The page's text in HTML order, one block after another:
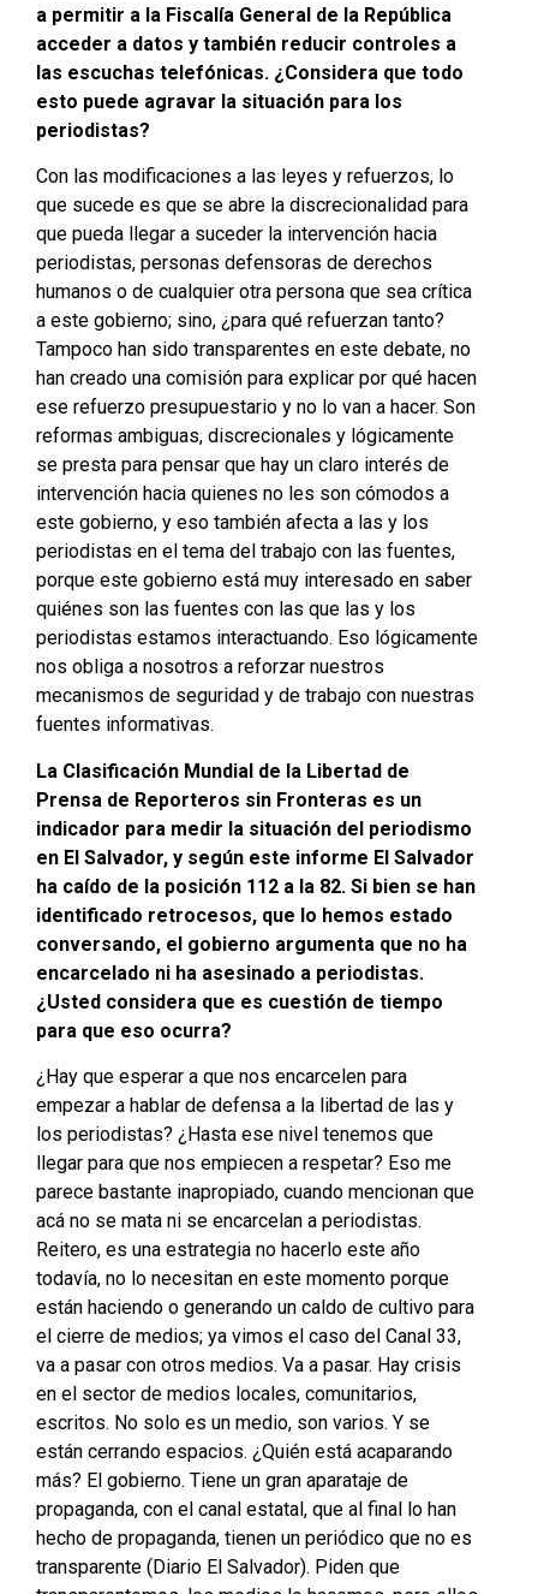
a permitir a la Fiscalía General de la República
acceder a datos y también reducir controles a
las escuchas telefónicas. ¿Considera que todo
esto puede agravar la situación para los
periodistas?
Con las modificaciones a las leyes y refuerzos, lo
que sucede es que se abre la discrecionalidad para
que pueda llegar a suceder la intervención hacia
periodistas, personas defensoras de derechos
humanos o de cualquier otra persona que sea crítica
a este gobierno; sino, ¿para qué refuerzan tanto?
Tampoco han sido transparentes en este debate, no
han creado una comisión para explicar por qué hacen
ese refuerzo presupuestario y no lo van a hacer. Son
reformas ambiguas, discrecionales y lógicamente
se presta para pensar que hay un claro interés de
intervención hacia quienes no les son cómodos a
este gobierno, y eso también afecta a las y los
periodistas en el tema del trabajo con las fuentes,
porque este gobierno está muy interesado en saber
quiénes son las fuentes con las que las y los
periodistas estamos interactuando. Eso lógicamente
nos obliga a nosotros a reforzar nuestros
mecanismos de seguridad y de trabajo con nuestras
fuentes informativas.
La Clasificación Mundial de la Libertad de
Prensa de Reporteros sin Fronteras es un
indicador para medir la situación del periodismo
en El Salvador, y según este informe El Salvador
ha caído de la posición 112 a la 82. Si bien se han
identificado retrocesos, que lo hemos estado
conversando, el gobierno argumenta que no ha
encarcelado ni ha asesinado a periodistas.
¿Usted considera que es cuestión de tiempo
para que eso ocurra?
¿Hay que esperar a que nos encarcelen para
empezar a hablar de defensa a la libertad de las y
los periodistas? ¿Hasta ese nivel tenemos que
llegar para que nos empiecen a respetar? Eso me
parece bastante inapropiado, cuando mencionan que
acá no se mata ni se encarcelan a periodistas.
Reitero, es una estrategia no hacerlo este año
todavía, no lo necesitan en este momento porque
están haciendo o generando un caldo de cultivo para
el cierre de medios; ya vimos el caso del Canal 33,
va a pasar con otros medios. Va a pasar. Hay crisis
en el sector de medios locales, comunitarios,
escritos. No solo es un medio, son varios. Y se
están cerrando espacios. ¿Quién está acaparando
más? El gobierno. Tiene un gran aparataje de
propaganda, con el canal estatal, que al final lo han
hecho de propaganda, tienen un periódico que no es
transparente (Diario El Salvador). Piden que